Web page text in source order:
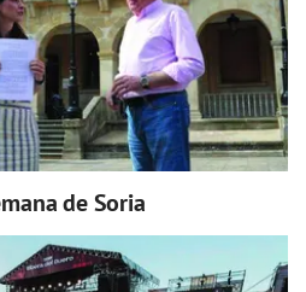
de Soria